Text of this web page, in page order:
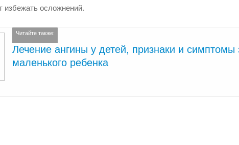
избежать осложнений.
Читайте также:
Лечение ангины у детей, признаки и симптомы
маленького ребенка